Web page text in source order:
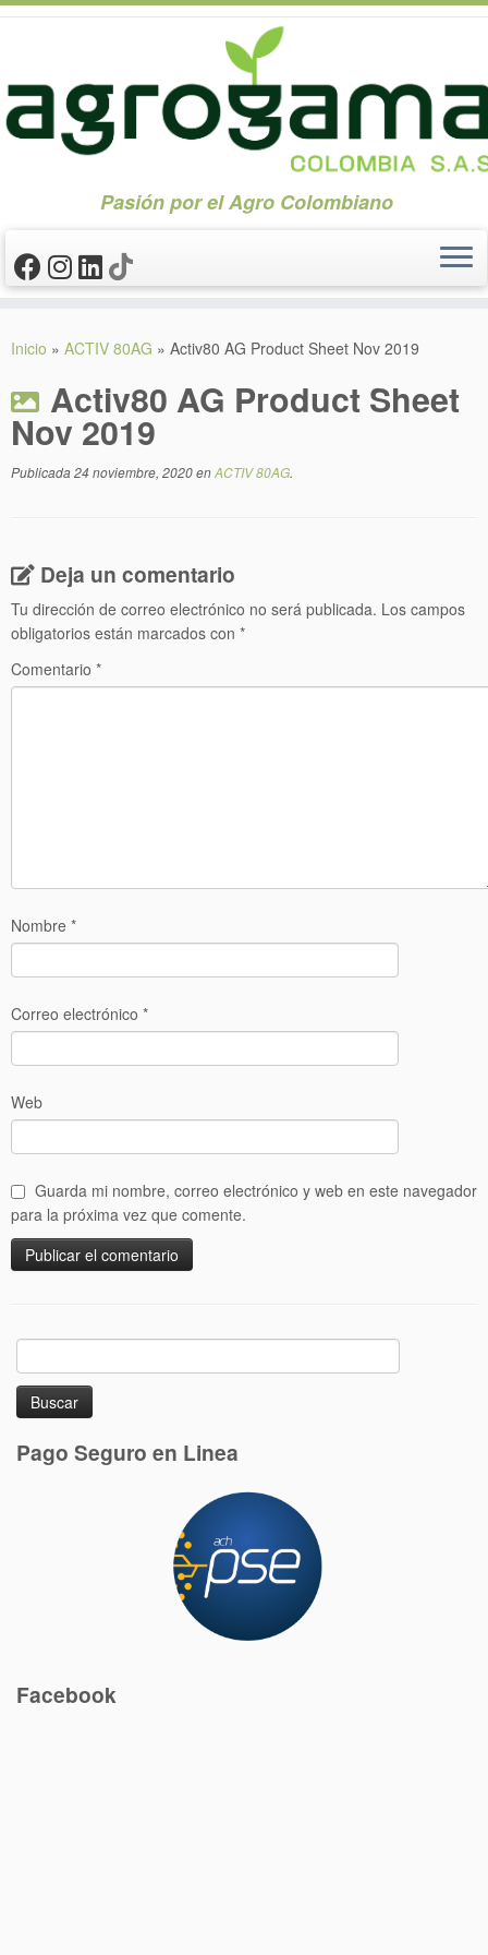
Pasión por el Agro Colombiano
Inicio » ACTIV 80AG » Activ80 AG Product Sheet Nov 2019
Activ80 AG Product Sheet
Nov 2019
Publicada24 noviembre, 2020enACTIV 80AG.
Deja un comentario
Tu dirección de correo electrónico no será publicada. Los campos
obligatorios están marcados con *
Comentario *
Nombre *
Correo electrónico *
Web
Guarda mi nombre, correo electrónico y web en este navegador
para la próxima vez que comente.
Pago Seguro en Linea
Facebook